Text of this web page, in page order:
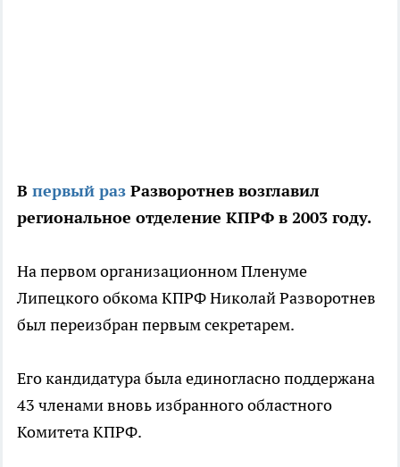
В первый раз Разворотнев возглавил
региональное отделение КПРФ в 2003 году.
На первом организационном Пленуме
Липецкого обкома КПРФ Николай Разворотнев
был переизбран первым секретарем.
Его кандидатура была единогласно поддержана
43 членами вновь избранного областного
Комитета КПРФ.